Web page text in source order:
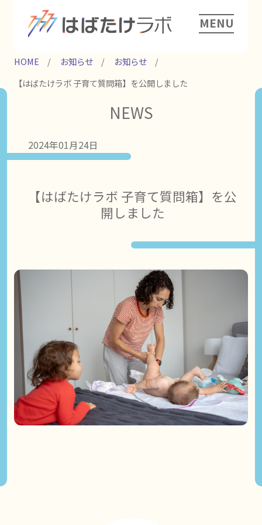
MENU
HOME お知らせ
お知らせ
【はばたけラボ 子育て質問箱】を公開しました
NEWS
2024年01月24日
【はばたけラボ 子育て質問箱】を公
開しました